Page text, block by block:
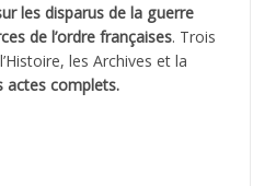
les disparus de la guerre
de l’ordre françaises. Trois
les Archives et la
actes complets.